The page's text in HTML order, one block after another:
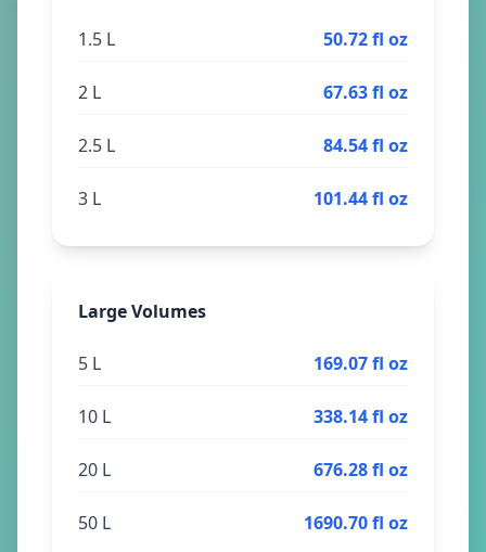
1.5 L 50.72 fl oz
2 L 67.63 fl oz
2.5 L 84.54 fl oz
3 L 101.44 fl oz
Large Volumes
5 L 169.07 fl oz
10 L 338.14 fl oz
20 L 676.28 fl oz
50 L 1690.70 fl oz